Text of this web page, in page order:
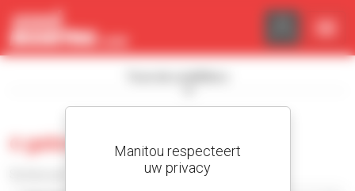
0 gebruikt heftruck met mast
Cookies beheer paneel
Manitou respecteert
uw privacy